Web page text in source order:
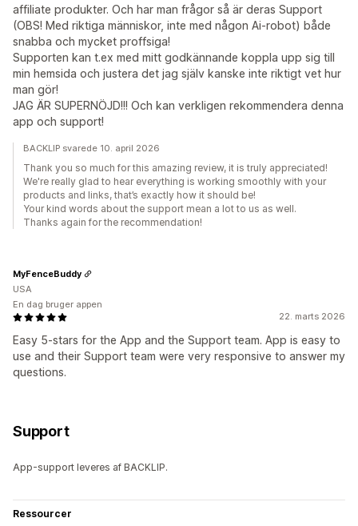
affiliate produkter. Och har man frågor så är deras Support
(OBS! Med riktiga människor, inte med någon Ai-robot) både
snabba och mycket proffsiga!
Supporten kan t.ex med mitt godkännande koppla upp sig till
min hemsida och justera det jag själv kanske inte riktigt vet hur
man gör!
JAG ÄR SUPERNÖJD!!! Och kan verkligen rekommendera denna
app och support!
BACKLIP svarede 10. april 2026
Thank you so much for this amazing review, it is truly appreciated!
We're really glad to hear everything is working smoothly with your
products and links, that’s exactly how it should be!
Your kind words about the support mean a lot to us as well.
Thanks again for the recommendation!
22. marts 2026
Easy 5-stars for the App and the Support team. App is easy to
use and their Support team were very responsive to answer my
questions.
MyFenceBuddy
USA
En dag bruger appen
Support
App-support leveres af BACKLIP.
Ressourcer